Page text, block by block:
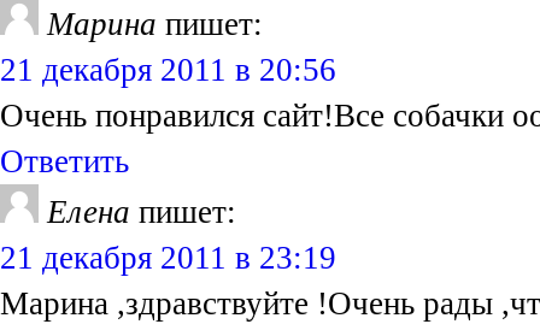
Марина пишет:
21 декабря 2011 в 20:56
Очень понравился сайт!Все собачки
Ответить
Елена пишет:
21 декабря 2011 в 23:19
Марина ,здравствуйте !Очень рады